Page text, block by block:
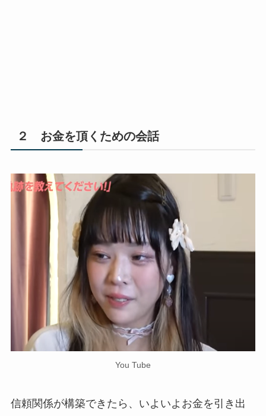
２ お金を頂くための会話
You Tube
信頼関係が構築できたら、いよいよお金を引き出